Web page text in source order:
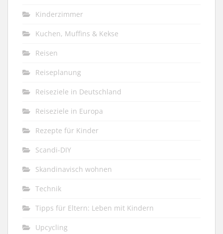
Kinderzimmer
Kuchen, Muffins & Kekse
Reisen
Reiseplanung
Reiseziele in Deutschland
Reiseziele in Europa
Rezepte für Kinder
Scandi-DIY
Skandinavisch wohnen
Technik
Tipps für Eltern: Leben mit Kindern
Upcycling